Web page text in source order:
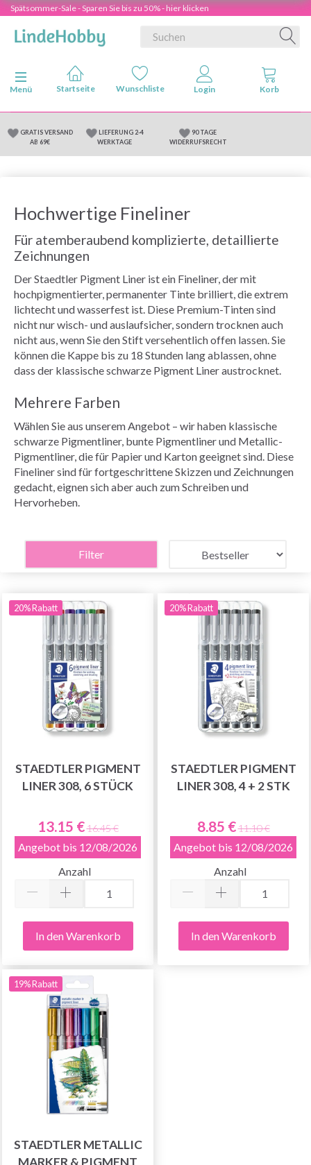
Spätsommer-Sale - Sparen Sie bis zu 50% - hier klicken
Anzeige ändern
Menü
GRATIS VERSAND
AB 69€
LIEFERUNG 2-4
WERKTAGE
90 TAGE
WIDERRUFSRECHT
Hochwertige Fineliner
Für atemberaubend komplizierte, detaillierte
Zeichnungen
Der Staedtler Pigment Liner ist ein Fineliner, der mit
hochpigmentierter, permanenter Tinte brilliert, die extrem
lichtecht und wasserfest ist. Diese Premium-Tinten sind
nicht nur wisch- und auslaufsicher, sondern trocknen auch
nicht aus, wenn Sie den Stift versehentlich offen lassen. Sie
können die Kappe bis zu 18 Stunden lang ablassen, ohne
dass der klassische schwarze Pigment Liner austrocknet.
Mehrere Farben
Wählen Sie aus unserem Angebot – wir haben klassische
schwarze Pigmentliner, bunte Pigmentliner und Metallic-
Pigmentliner, die für Papier und Karton geeignet sind. Diese
Fineliner sind für fortgeschrittene Skizzen und Zeichnungen
gedacht, eignen sich aber auch zum Schreiben und
Hervorheben.
Filter
20% Rabatt
STAEDTLER PIGMENT
LINER 308, 6 STÜCK
13.15 €16.45 €
Angebot bis 12/08/2026
Anzahl
In den Warenkorb
20% Rabatt
STAEDTLER PIGMENT
LINER 308, 4 + 2 STK
8.85 €11.10 €
Angebot bis 12/08/2026
Anzahl
In den Warenkorb
19% Rabatt
STAEDTLER METALLIC
MARKER & PIGMENT